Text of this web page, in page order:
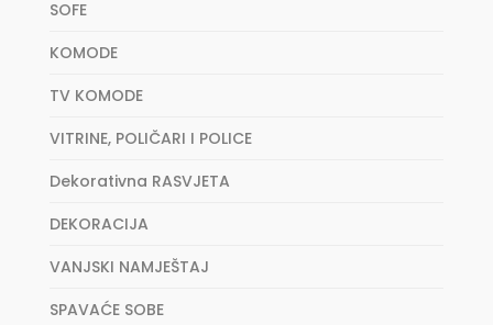
SOFE
KOMODE
TV KOMODE
VITRINE, POLIČARI I POLICE
Dekorativna RASVJETA
DEKORACIJA
VANJSKI NAMJEŠTAJ
SPAVAĆE SOBE